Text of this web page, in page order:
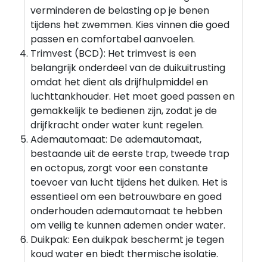
verminderen de belasting op je benen
tijdens het zwemmen. Kies vinnen die goed
passen en comfortabel aanvoelen.
Trimvest (BCD): Het trimvest is een
belangrijk onderdeel van de duikuitrusting
omdat het dient als drijfhulpmiddel en
luchttankhouder. Het moet goed passen en
gemakkelijk te bedienen zijn, zodat je de
drijfkracht onder water kunt regelen.
Ademautomaat: De ademautomaat,
bestaande uit de eerste trap, tweede trap
en octopus, zorgt voor een constante
toevoer van lucht tijdens het duiken. Het is
essentieel om een betrouwbare en goed
onderhouden ademautomaat te hebben
om veilig te kunnen ademen onder water.
Duikpak: Een duikpak beschermt je tegen
koud water en biedt thermische isolatie.